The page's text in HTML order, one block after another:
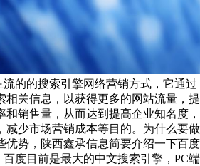
的的搜索引擎网络营销方式，它通过
相关信息，以获得更多的网站流量，提
销售量，从而达到提高企业知名度，
减少市场营销成本等目的。为什么要做
优势，陕西鑫承信息简要介绍一下百度
度目前是最大的中文搜索引擎，PC端